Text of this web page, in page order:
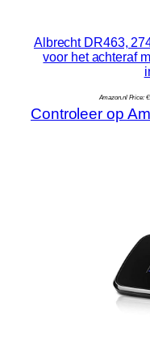
Albrecht DR463,
voor het achteraf
Amazon.nl Price: €
Controleer op